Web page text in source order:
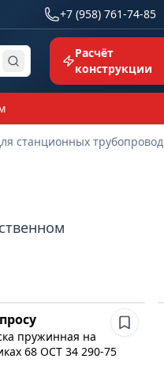
+7 (958) 761-74-85
Расчёт
конструкции
пружинная на
68 ОСТ 34 290-75